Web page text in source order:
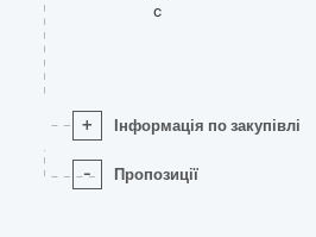
c
+ Інформація по закупівлі
- Пропозиції